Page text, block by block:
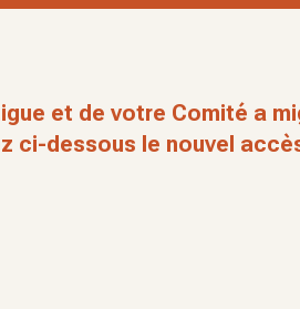
et de votre Comité a
ci-dessous le nouvel